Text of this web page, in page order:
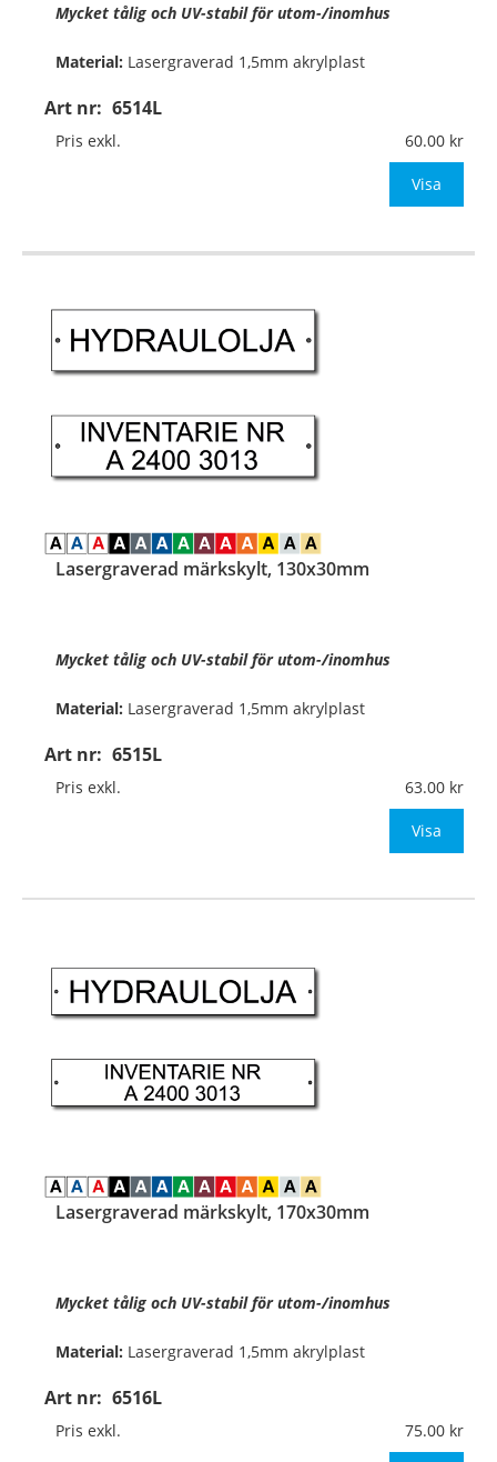
Art nr: 6514L
Mycket tålig och UV-stabil för utom-/inomhus
Material: Lasergraverad 1,5mm akrylplast
Format:100x25mm
…
Pris exkl. 60.00
Visa
Lasergraverad märkskylt, 130x30mm
Art nr: 6515L
Mycket tålig och UV-stabil för utom-/inomhus
Material: Lasergraverad 1,5mm akrylplast
Format:130x30mm
Pris exkl. 63.00
Visa
Lasergraverad märkskylt, 170x30mm
Art nr: 6516L
Mycket tålig och UV-stabil för utom-/inomhus
Material: Lasergraverad 1,5mm akrylplast
Format:170x30mm
ca 14,5mm vid 1 rad med 11 tecken
Pris exkl. 75.00